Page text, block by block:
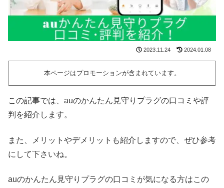
2023.11.24 2024.01.08
本ページはプロモーションが含まれています。
この記事では、auのかんたん見守りプラグの口コミや評
判を紹介します。
また、メリットやデメリットも紹介しますので、ぜひ参考
にして下さいね。
auのかんたん見守りプラグの口コミが気になる方はこの